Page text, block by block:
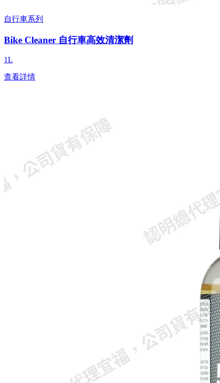
自行車系列
Bike Cleaner 自行車高效清潔劑
1L
查看詳情